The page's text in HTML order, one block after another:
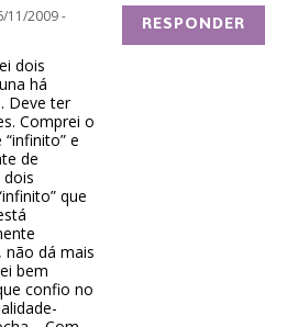
11/2009 -
dois
há
Deve ter
Comprei o
e
de
dois
que
não dá mais
bem
confio no
RESPONDER